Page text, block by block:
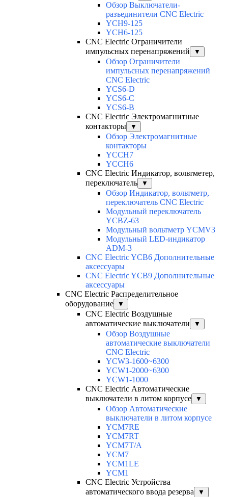
Обзор Выключатели-
разъединители CNC Electric
YCH9-125
YCH6-125
CNC Electric Ограничители
импульсных перенапряжений
▼
Обзор Ограничители
импульсных перенапряжений
CNC Electric
YCS6-D
YCS6-C
YCS6-B
CNC Electric Электромагнитные
контакторы
▼
Обзор Электромагнитные
контакторы
YCCH7
YCCH6
CNC Electric Индикатор, вольтметер,
переключатель
▼
Обзор Индикатор, вольтметр,
переключатель CNC Electric
Модульный переключатель
YCBZ-63
Модульный вольтметр YCMV3
Модульный LED-индикатор
ADM-3
CNC Electric YCB6 Дополнительные
аксессуары
CNC Electric YCB9 Дополнительные
аксессуары
CNC Electric Распределительное
оборудование
▼
CNC Electric Воздушные
автоматические выключатели
▼
Обзор Воздушные
автоматические выключатели
CNC Electric
YCW3-1600~6300
YCW1-2000~6300
YCW1-1000
CNC Electric Автоматические
выключатели в литом корпусе
▼
Обзор Автоматические
выключатели в литом корпусе
YCM7RE
YCM7RT
YCM7T/A
YCM7
YCM1LE
YCM1
CNC Electric Устройства
автоматического ввода резерва
▼